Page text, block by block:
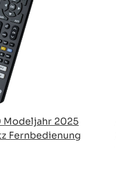
Modeljahr 2025
Fernbedienung